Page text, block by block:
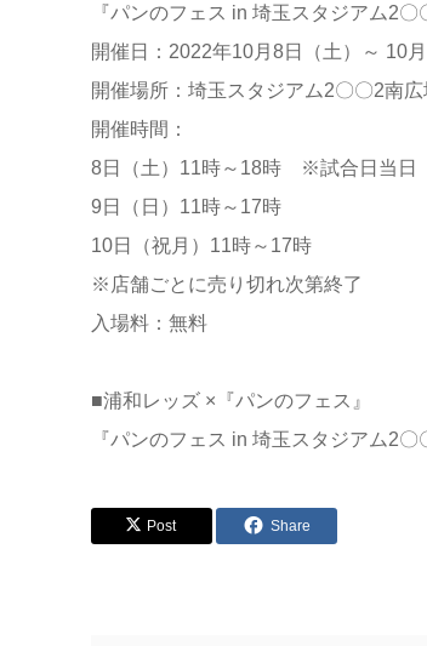
『パンのフェス in 埼玉スタジアム2〇
開催日：2022年10月8日（土）～ 10月
開催場所：埼玉スタジアム2〇〇2南
開催時間：
8日（土）11時～18時 ※試合日当日
9日（日）11時～17時
10日（祝月）11時～17時
※店舗ごとに売り切れ次第終了
入場料：無料
■浦和レッズ ×『パンのフェス』
『パンのフェス in 埼玉スタジアム2〇
Post Share